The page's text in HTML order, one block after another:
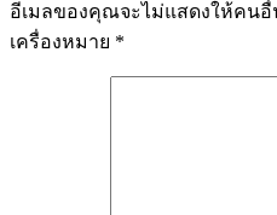
อีเมลของคุณจะไม่แสดงให้คนอื่
เครื่องหมาย *